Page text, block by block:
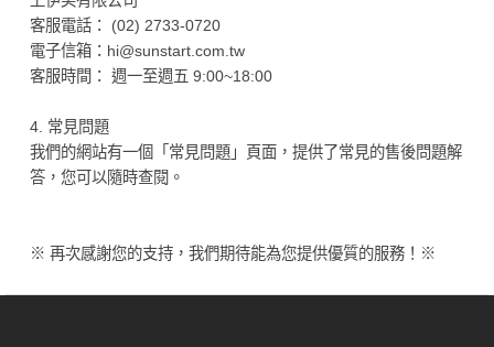
客服電話： (02) 2733-0720
電子信箱：hi@sunstart.com.tw
客服時間： 週一至週五 9:00~18:00
4. 常見問題
我們的網站有一個「常見問題」頁面，提供了常見的售後問題解
答，您可以隨時查閱。
※ 再次感謝您的支持，我們期待能為您提供優質的服務！※